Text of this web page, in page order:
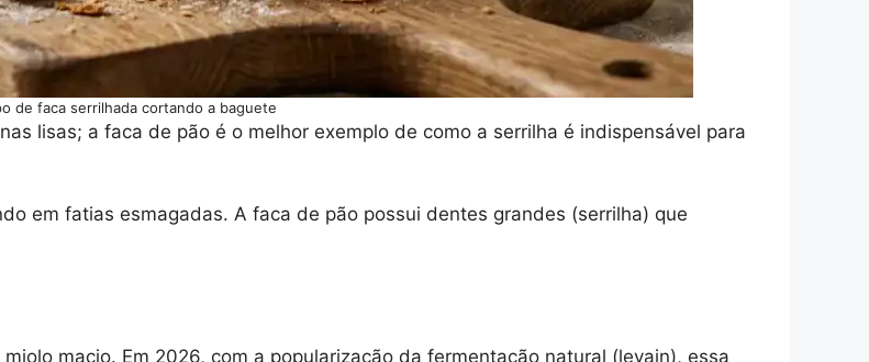
de faca serrilhada cortando a baguete
lisas; a faca de pão é o melhor exemplo de como a serrilha é indispensável para
em fatias esmagadas. A faca de pão possui dentes grandes (serrilha) que
macio. Em 2026, com a popularização da fermentação natural (levain), essa